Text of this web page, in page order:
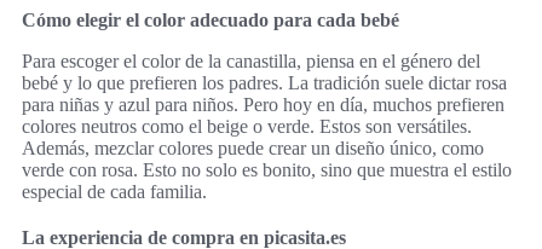
Cómo elegir el color adecuado para cada bebé
Para escoger el color de la canastilla, piensa en el género del
bebé y lo que prefieren los padres. La tradición suele dictar rosa
para niñas y azul para niños. Pero hoy en día, muchos prefieren
colores neutros como el beige o verde. Estos son versátiles.
Además, mezclar colores puede crear un diseño único, como
verde con rosa. Esto no solo es bonito, sino que muestra el estilo
especial de cada familia.
La experiencia de compra en picasita.es